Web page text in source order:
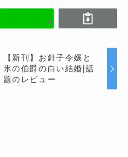
【新刊】お針子令嬢と
氷の伯爵の白い結婚|話
題のレビュー